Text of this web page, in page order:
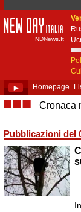
New Day Italia
NDNews.It
► Homepage
■■■ Cronaca
Pubblicazioni del